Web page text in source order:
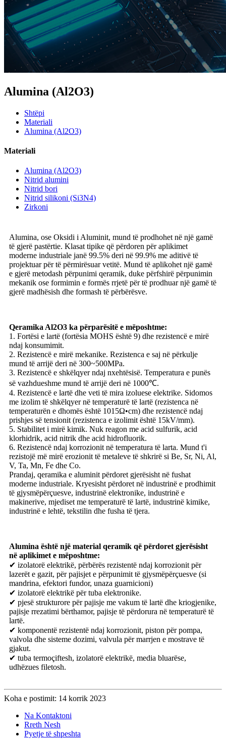
Alumina (Al2O3)
Shtëpi
Materiali
Alumina (Al2O3)
Materiali
Alumina (Al2O3)
Nitrid alumini
Nitrid bori
Nitrid silikoni (Si3N4)
Zirkoni
Alumina, ose Oksidi i Aluminit, mund të prodhohet në një gamë
të gjerë pastërtie. Klasat tipike që përdoren për aplikimet
moderne industriale janë 99.5% deri në 99.9% me aditivë të
projektuar për të përmirësuar vetitë. Mund të aplikohet një gamë
e gjerë metodash përpunimi qeramik, duke përfshirë përpunimin
mekanik ose formimin e formës rrjetë për të prodhuar një gamë të
gjerë madhësish dhe formash të përbërësve.
Qeramika Al2O3 ka përparësitë e mëposhtme:
1. Fortësi e lartë (fortësia MOHS është 9) dhe rezistencë e mirë
ndaj konsumimit.
2. Rezistencë e mirë mekanike. Rezistenca e saj në përkulje
mund të arrijë deri në 300~500MPa.
3. Rezistencë e shkëlqyer ndaj nxehtësisë. Temperatura e punës
së vazhdueshme mund të arrijë deri në 1000℃.
4. Rezistencë e lartë dhe veti të mira izoluese elektrike. Sidomos
me izolim të shkëlqyer në temperaturë të lartë (rezistenca në
temperaturën e dhomës është 1015Ω•cm) dhe rezistencë ndaj
prishjes së tensionit (rezistenca e izolimit është 15kV/mm).
5. Stabilitet i mirë kimik. Nuk reagon me acid sulfurik, acid
klorhidrik, acid nitrik dhe acid hidrofluorik.
6. Rezistencë ndaj korrozionit në temperatura të larta. Mund t'i
rezistojë më mirë erozionit të metaleve të shkrirë si Be, Sr, Ni, Al,
V, Ta, Mn, Fe dhe Co.
Prandaj, qeramika e aluminit përdoret gjerësisht në fushat
moderne industriale. Kryesisht përdoret në industrinë e prodhimit
të gjysmëpërçuesve, industrinë elektronike, industrinë e
makinerive, mjediset me temperaturë të lartë, industrinë kimike,
industrinë e lehtë, tekstilin dhe fusha të tjera.
Alumina është një material qeramik që përdoret gjerësisht
në aplikimet e mëposhtme:
✔ izolatorë elektrikë, përbërës rezistentë ndaj korrozionit për
lazerët e gazit, për pajisjet e përpunimit të gjysmëpërçuesve (si
mandrina, efektori fundor, unaza guarnicioni)
✔ izolatorë elektrikë për tuba elektronike.
✔ pjesë strukturore për pajisje me vakum të lartë dhe kriogjenike,
pajisje rrezatimi bërthamor, pajisje të përdorura në temperaturë të
lartë.
✔ komponentë rezistentë ndaj korrozionit, piston për pompa,
valvola dhe sisteme dozimi, valvula për marrjen e mostrave të
gjakut.
✔ tuba termoçiftesh, izolatorë elektrikë, media bluarëse,
udhëzues filetosh.
Koha e postimit: 14 korrik 2023
Na Kontaktoni
Rreth Nesh
Pyetje të shpeshta